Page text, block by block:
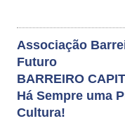
Associação
Futuro
BARREIRO
Há Sempre uma
Cultura!